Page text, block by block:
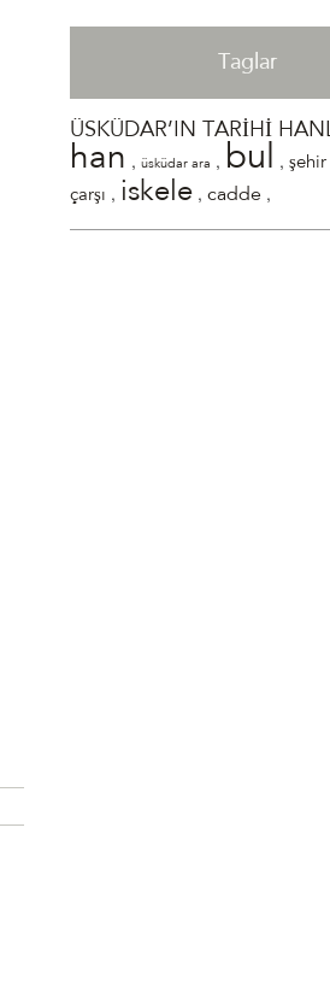
Taglar
ÜSKÜDAR’IN TARİHİ
han ,üsküdar ara , bul ,şehir
çarşı , iskele ,cadde ,